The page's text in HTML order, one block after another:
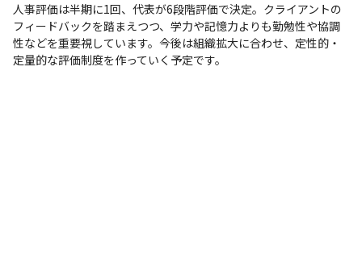
人事評価は半期に1回、代表が6段階評価で決定。クライアントの
フィードバックを踏まえつつ、学力や記憶力よりも勤勉性や協調
性などを重要視しています。今後は組織拡大に合わせ、定性的・
定量的な評価制度を作っていく予定です。